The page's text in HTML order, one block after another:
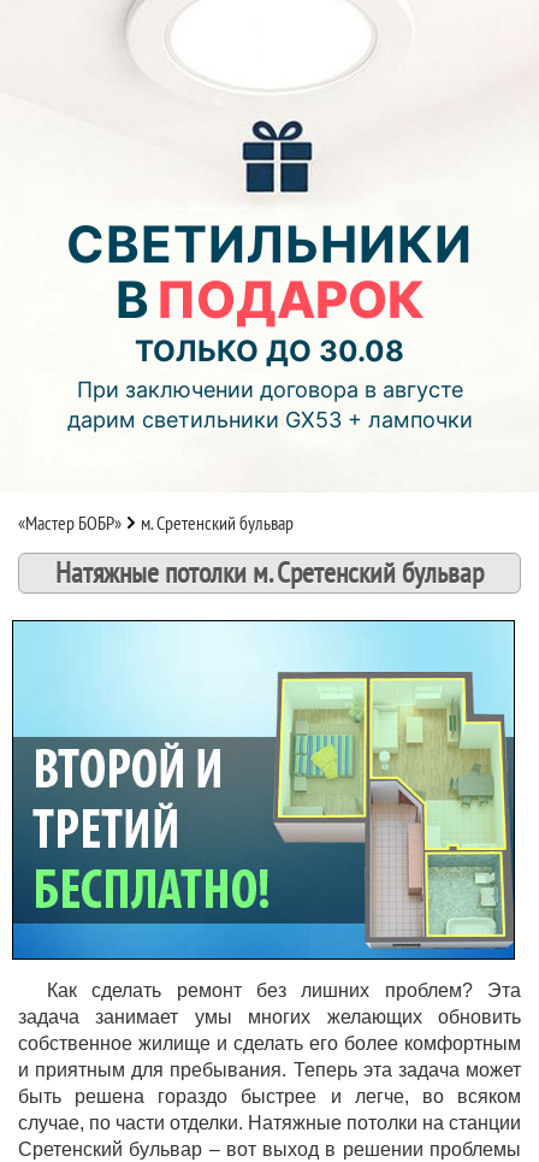
ВТОРОЙ И ТРЕТИЙ
ПОТОЛОК
В ПОДАРОК!
До конца акции:
04 09 59
дней часов мин.
Подробнее об акции >>
Монтаж двухуровнего потолка
с фотопечатью и подсветкой (смотреть видео)
СВЕТИЛЬНИКИ
ВПОДАРОК
ТОЛЬКО ДО 30.08
При заключении договора в августе
дарим светильники GX53 + лампочки
«Мастер БОБР» м. Сретенский бульвар
Натяжные потолки м. Сретенский бульвар
Как сделать ремонт без лишних проблем? Эта
задача занимает умы многих желающих обновить
собственное жилище и сделать его более комфортным
и приятным для пребывания. Теперь эта задача может
быть решена гораздо быстрее и легче, во всяком
случае, по части отделки. Натяжные потолки на станции
Сретенский бульвар – вот выход в решении проблемы